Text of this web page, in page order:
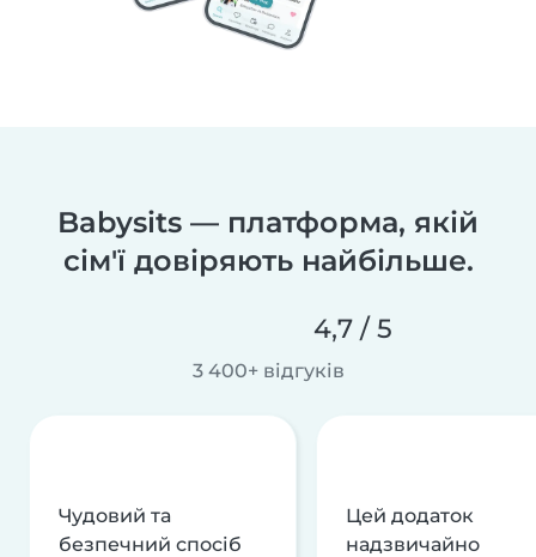
Babysits — платформа, якій
сім'ї довіряють найбільше.
4,7 / 5
3 400+ відгуків
Чудовий та
безпечний спосіб
Цей додаток
надзвичайно